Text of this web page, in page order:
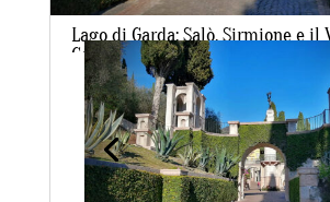
Lago di Garda: Salò, Sirmione e
Gabriele D’Annunzio
dalaraadmin|Nov 9, 2021